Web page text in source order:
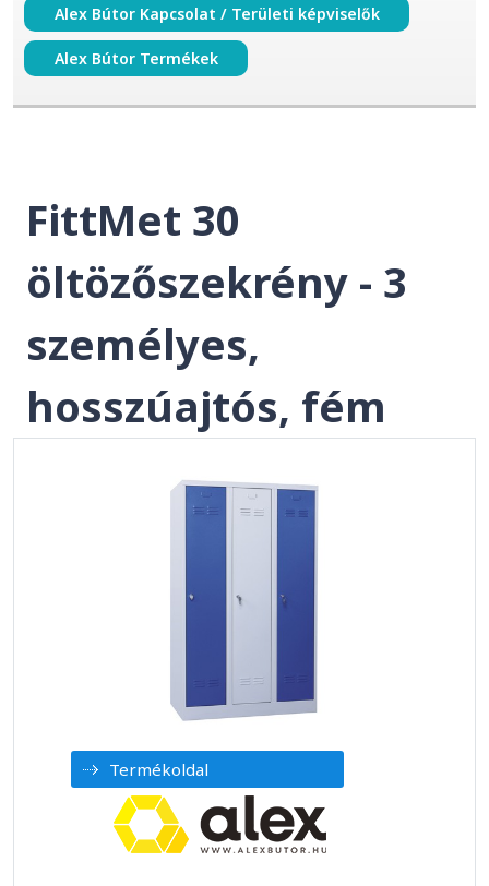
Alex Bútor Kapcsolat / Területi képviselők
Alex Bútor Termékek
FittMet 30
öltözőszekrény - 3
személyes,
hosszúajtós, fém
Termékoldal